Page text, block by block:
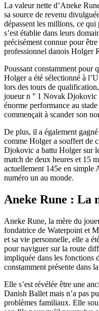
La valeur nette d’Aneke
sa source de revenu
dépassent les millions, ce
s’est établie dans leurs
précisément connue pour
professionnel danois Holger
Poussant constamment pour
Holger a été sélectionné à
lors des tours de
joueur n ° 1 Novak Djokovic
énorme performance au
commençait à scander son
De plus, il a également
comme Holger a souffert de
Djokovic a battu Holger sur
match de deux heures et 15
actuellement 145e en simple
numéro un au monde.
Aneke Rune : La
Aneke Rune, la mère du
fondatrice de Waterpoint et
et sa vie personnelle, elle a
pour naviguer sur la route
impliquée dans les fonctions
constamment présente dans
Elle s’est révélée être une
Danish Ballet mais n’a pas
problèmes familiaux. Elle